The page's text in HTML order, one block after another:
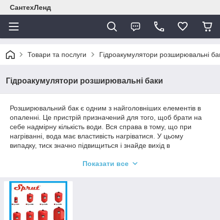
СантехЛенд
Товари та послуги Гідроакумулятори розширювальні
Гідроакумулятори розширювальні баки
Розширювальний бак є одним з найголовніших елементів в
опаленні. Це пристрій призначений для того, щоб брати на
себе надмірну кількість води. Вся справа в тому, що при
нагріванні, вода має властивість нагріватися. У цьому
випадку, тиск значно підвищиться і знайде вихід в
гідравлічного удару. Подібна неприємність може виникнути
при сильних стрибках тиску всередині труб, що в
обов'язковому порядку може спричинити тріщини і також
вивести, з часом, опалювальну систему з ладу.
Показати все